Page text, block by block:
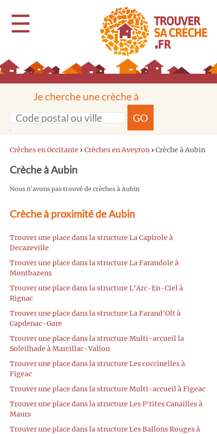
☰
Je cherche une crèche à
GO
Crèches en Occitanie › Crèches en Aveyron › Crèche à Aubin
Crèche à Aubin
Nous n'avons pas trouvé de crèches à Aubin
Crèche à proximité de Aubin
Trouver une place dans la structure La Capirole à
Decazeville
Trouver une place dans la structure La Farandole à
Montbazens
Trouver une place dans la structure L'Arc-En-Ciel à
Rignac
Trouver une place dans la structure La Farand'Olt à
Capdenac-Gare
Trouver une place dans la structure Multi-accueil la
Soleilhade à Marcillac-Vallon
Trouver une place dans la structure Les coccinelles à
Figeac
Trouver une place dans la structure Multi-accueil à Figeac
Trouver une place dans la structure Les P'tites Canailles à
Maurs
Trouver une place dans la structure Les Ballons Rouges à